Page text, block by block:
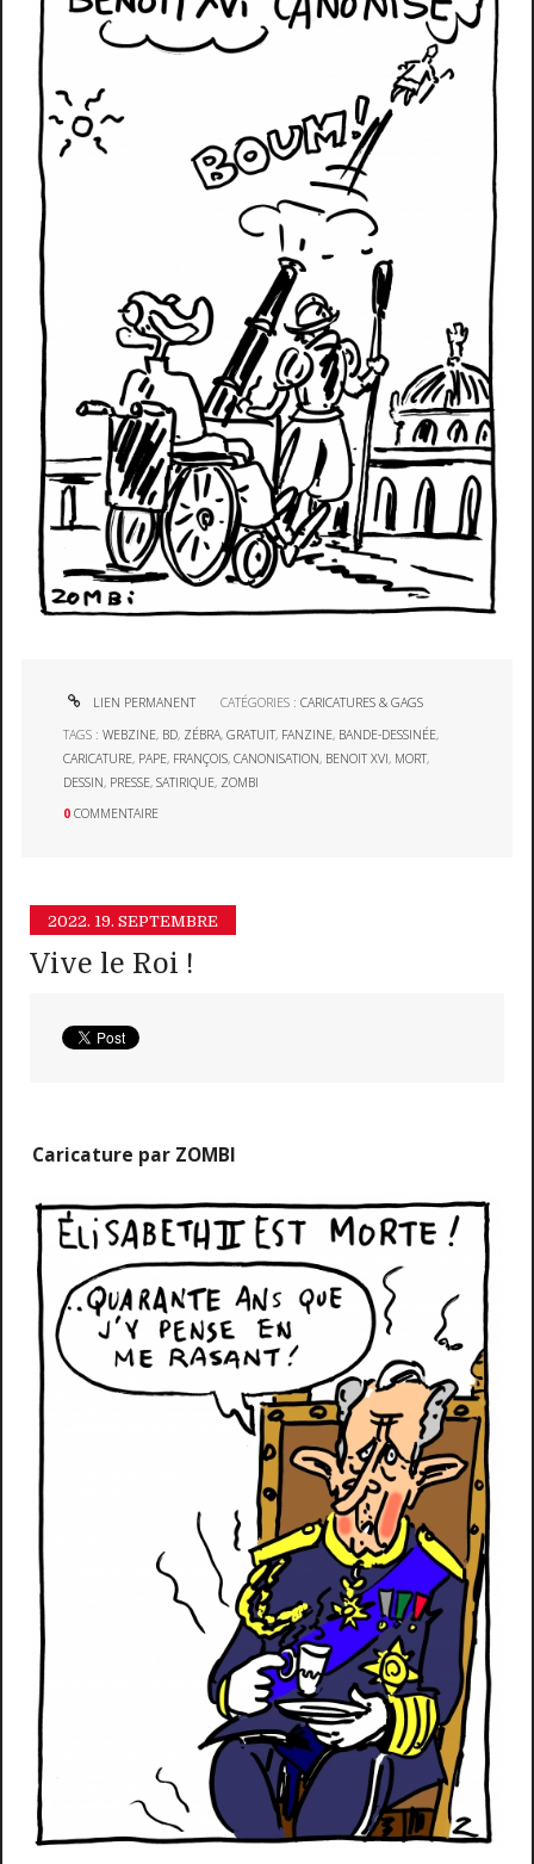
LIEN PERMANENT CATÉGORIES :CARICATURES & GAGS
TAGS :WEBZINE, BD, ZÉBRA,GRATUIT, FANZINE, BANDE-DESSINÉE,
CARICATURE, PAPE, FRANÇOIS,CANONISATION, BENOIT XVI, MORT,
DESSIN, PRESSE,SATIRIQUE, ZOMBI
0 COMMENTAIRE
2022. 19. SEPTEMBRE
Vive le Roi !
Caricature par ZOMBI